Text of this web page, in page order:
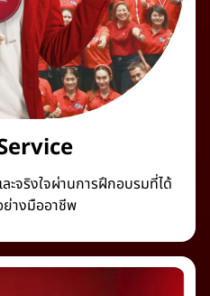
ะจริงใจผ่านการฝึกอบรมที่ได้
างมืออาชีพ